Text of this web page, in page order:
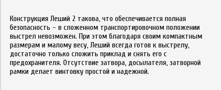
Конструкция Леший 2 такова, что обеспечивается полная
безопасность – в сложенном транспортировочном положении
выстрел невозможен. При этом благодаря своим компактным
размерам и малому весу, Леший всегда готов к выстрелу,
достаточно только сложить приклад и снять его с
предохранителя. Отсутствие затвора, досылателя, затворной
рамки делает винтовку простой и надежной.